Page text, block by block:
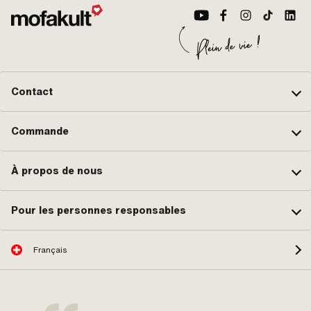
Contact
Commande
À propos de nous
Pour les personnes responsables
Français